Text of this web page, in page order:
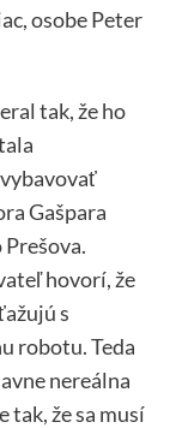
osobe Peter
tak, že ho
Gašpara
hovorí, že
s
robotu. Teda
nereálna
tak, že sa musí